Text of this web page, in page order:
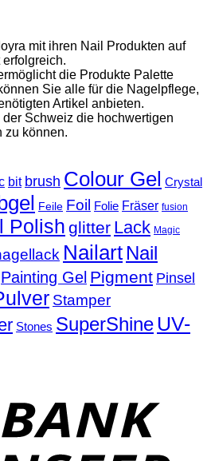
mit ihren Nail Produkten auf
die Produkte Palette
Sie alle für die Nagelpflege,
Artikel anbieten.
Schweiz die hochwertigen
zu können.
bit brush Colour Gel Crystal
Feile Foil Folie Fräser fusion
Polish glitter Lack Magic
Nailart Nail
Painting Gel Pigment Pinsel
Stamper
Stones SuperShine UV-